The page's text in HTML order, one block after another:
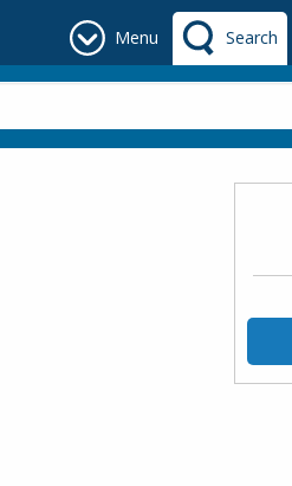
Menu Search